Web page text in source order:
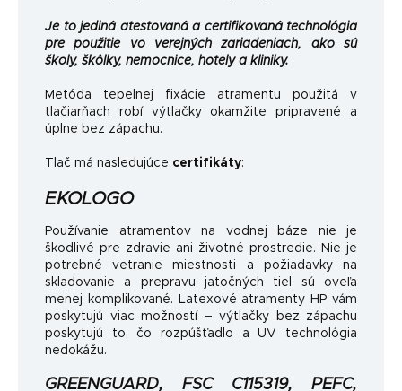
Je to jediná atestovaná a certifikovaná technológia
pre použitie vo verejných zariadeniach, ako sú
školy, škôlky, nemocnice, hotely a kliniky.
Metóda tepelnej fixácie atramentu použitá v
tlačiarňach robí výtlačky okamžite pripravené a
úplne bez zápachu.
Tlač má nasledujúce certifikáty:
EKOLOGO
Používanie atramentov na vodnej báze nie je
škodlivé pre zdravie ani životné prostredie. Nie je
potrebné vetranie miestnosti a požiadavky na
skladovanie a prepravu jatočných tiel sú oveľa
menej komplikované. Latexové atramenty HP vám
poskytujú viac možností – výtlačky bez zápachu
poskytujú to, čo rozpúšťadlo a UV technológia
nedokážu.
GREENGUARD, FSC C115319, PEFC,